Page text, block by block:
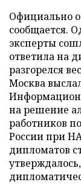
Официально
сообщается.
эксперты
ответила на
разгорелся
Москва
на решение
работников
России при
дипломатов